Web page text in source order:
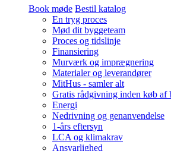
Book møde Bestil katalog
En tryg proces
Mød dit byggeteam
Proces og tidslinje
Finansiering
Murværk og imprægnering
Materialer og leverandører
MitHus - samler alt
Gratis rådgivning inden køb af
Energi
Nedrivning og genanvendelse
1-års eftersyn
LCA og klimakrav
Ansvarlighed